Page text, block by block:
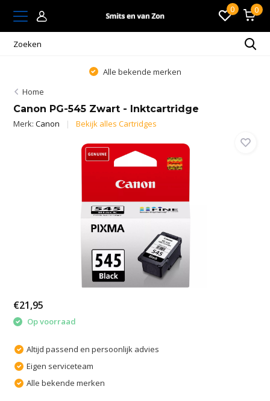
0 0
Alle bekende merken
Home
Canon PG-545 Zwart - Inktcartridge
Merk:Canon Bekijk alles Cartridges
€21,95
Op voorraad
Altijd passend en persoonlijk advies
Eigen serviceteam
Alle bekende merken